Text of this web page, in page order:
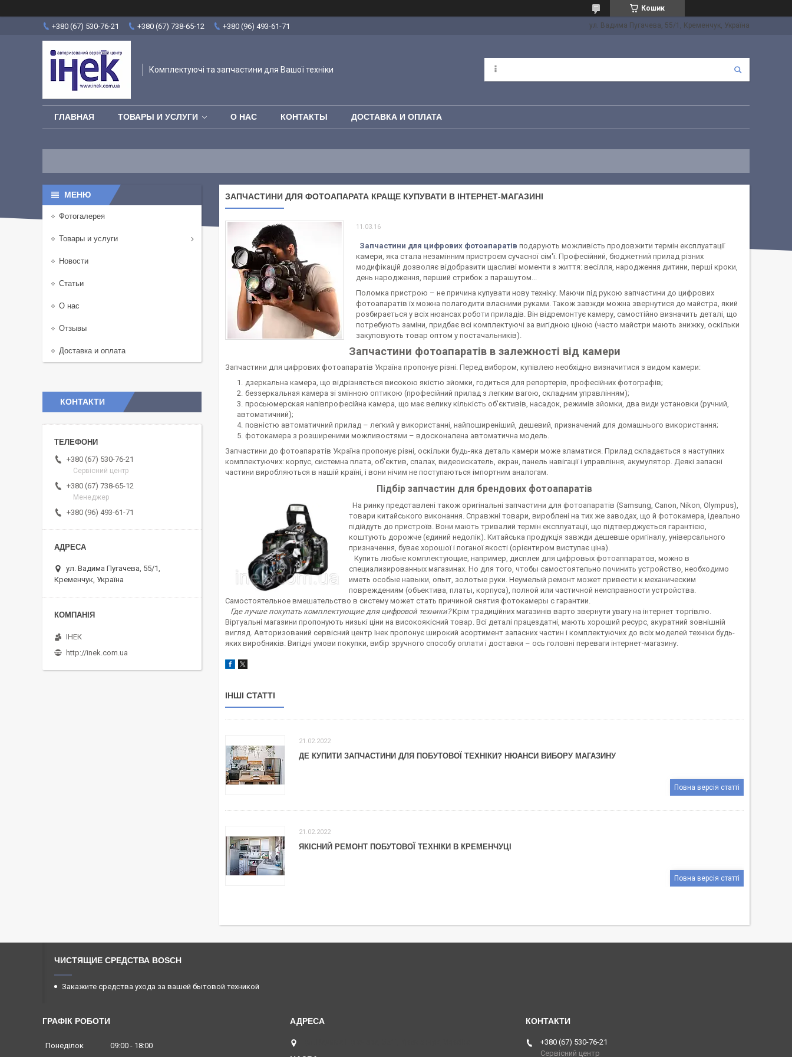
Кошик
+380 (67) 530-76-21 +380 (67) 738-65-12 +380 (96) 493-61-71 ул. Вадима Пугачева, 55/1, Кременчук, Україна
Комплектуючі та запчастини для Вашої техніки
ГЛАВНАЯ ТОВАРЫ И УСЛУГИ О НАС КОНТАКТЫ ДОСТАВКА И ОПЛАТА
ЗАПЧАСТИНИ ДЛЯ ФОТОАПАРАТА КРАЩЕ КУПУВАТИ В ІНТЕРНЕТ-МАГАЗИНІ
11.03.16
Запчастини для цифрових фотоапаратів подарують можливість продовжити термін експлуатації
камери, яка стала незамінним пристроєм сучасної сім'ї. Професійний, бюджетний прилад різних
модифікацій дозволяє відобразити щасливі моменти з життя: весілля, народження дитини, перші кроки,
день народження, перший стрибок з парашутом...
Поломка пристрою – не причина купувати нову техніку. Маючи під рукою запчастини до цифрових
фотоапаратів їх можна полагодити власними руками. Також завжди можна звернутися до майстра, який
розбирається у всіх нюансах роботи приладів. Він відремонтує камеру, самостійно визначить деталі, що
потребують заміни, придбає всі комплектуючі за вигідною ціною (часто майстри мають знижку, оскільки
закуповують товар оптом у постачальників).
Запчастини фотоапаратів в залежності від камери
Запчастини для цифрових фотоапаратів Україна пропонує різні. Перед вибором, купівлею необхідно визначитися з видом камери:
дзеркальна камера, що відрізняється високою якістю зйомки, годиться для репортерів, професійних фотографів;
беззеркальная камера зі змінною оптикою (професійний прилад з легким вагою, складним управлінням);
просьюмерская напівпрофесійна камера, що має велику кількість об'єктивів, насадок, режимів зйомки, два види установки (ручний,
автоматичний);
повністю автоматичний прилад – легкий у використанні, найпоширеніший, дешевий, призначений для домашнього використання;
фотокамера з розширеними можливостями – вдосконалена автоматична модель.
Запчастини до фотоапаратів Україна пропонує різні, оскільки будь-яка деталь камери може зламатися. Прилад складається з наступних
комплектуючих: корпус, системна плата, об'єктив, спалах, видеоискатель, екран, панель навігації і управління, акумулятор. Деякі запасні
частини виробляються в нашій країні, і вони нічим не поступаються імпортним аналогам.
Підбір запчастин для брендових фотоапаратів
На ринку представлені також оригінальні запчастини для фотоапаратів (Samsung, Canon, Nikon, Olympus),
товари китайського виконання. Справжні товари, вироблені на тих же заводах, що й фотокамера, ідеально
підійдуть до пристроїв. Вони мають тривалий термін експлуатації, що підтверджується гарантією,
коштують дорожче (єдиний недолік). Китайська продукція завжди дешевше оригіналу, універсального
призначення, буває хорошої і поганої якості (орієнтиром виступає ціна).
Купить любые комплектующие, например, дисплеи для цифровых фотоаппаратов, можно в
специализированных магазинах. Но для того, чтобы самостоятельно починить устройство, необходимо
иметь особые навыки, опыт, золотые руки. Неумелый ремонт может привести к механическим
повреждениям (объектива, платы, корпуса), полной или частичной неисправности устройства.
Самостоятельное вмешательство в систему может стать причиной снятия фотокамеры с гарантии.
Где лучше покупать комплектующие для цифровой техники?Крім традиційних магазинів варто звернути увагу на інтернет торгівлю.
Віртуальні магазини пропонують низькі ціни на високоякісний товар. Всі деталі працездатні, мають хороший ресурс, акуратний зовнішній
вигляд. Авторизований сервісний центр Інек пропонує широкий асортимент запасних частин і комплектуючих до всіх моделей техніки будь-
яких виробників. Вигідні умови покупки, вибір зручного способу оплати і доставки – ось головні переваги інтернет-магазину.
ІНШІ СТАТТІ
21.02.2022
ДЕ КУПИТИ ЗАПЧАСТИНИ ДЛЯ ПОБУТОВОЇ ТЕХНІКИ? НЮАНСИ ВИБОРУ МАГАЗИНУ
Повна версія статті
21.02.2022
ЯКІСНИЙ РЕМОНТ ПОБУТОВОЇ ТЕХНІКИ В КРЕМЕНЧУЦІ
Повна версія статті
Фотогалерея
Товары и услуги
Новости
Статьи
О нас
Отзывы
Доставка и оплата
КОНТАКТИ
+380 (67) 530-76-21
Сервісний центр
+380 (67) 738-65-12
Менеджер
+380 (96) 493-61-71
ул. Вадима Пугачева, 55/1,
Кременчук, Україна
ІНЕК
http://inek.com.ua
ЧИСТЯЩИЕ СРЕДСТВА BOSCH
Закажите средства ухода за вашей бытовой техникой
ГРАФІК РОБОТИ
Понеділок 09:00 18:00
+380 (67) 530-76-21
Сервісний центр